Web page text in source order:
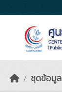
ชุดข้อมูล